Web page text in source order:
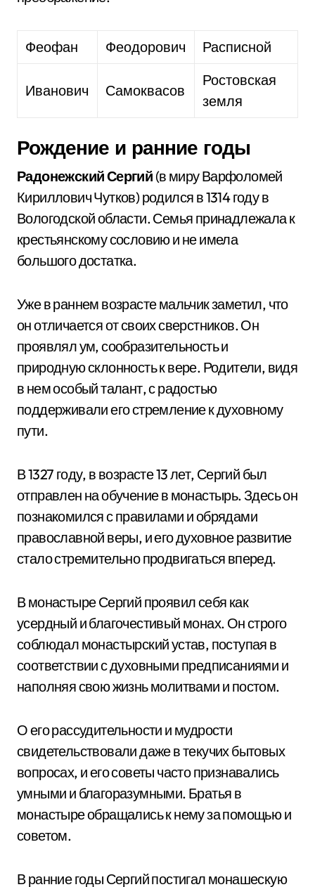
Феофан Феодорович Расписной
Иванович Самоквасов
Ростовская
земля
Рождение и ранние годы
Радонежский Сергий (в миру Варфоломей
Кириллович Чутков) родился в 1314 году в
Вологодской области. Семья принадлежала к
крестьянскому сословию и не имела
большого достатка.
Уже в раннем возрасте мальчик заметил, что
он отличается от своих сверстников. Он
проявлял ум, сообразительность и
природную склонность к вере. Родители, видя
в нем особый талант, с радостью
поддерживали его стремление к духовному
пути.
В 1327 году, в возрасте 13 лет, Сергий был
отправлен на обучение в монастырь. Здесь он
познакомился с правилами и обрядами
православной веры, и его духовное развитие
стало стремительно продвигаться вперед.
В монастыре Сергий проявил себя как
усердный и благочестивый монах. Он строго
соблюдал монастырский устав, поступая в
соответствии с духовными предписаниями и
наполняя свою жизнь молитвами и постом.
О его рассудительности и мудрости
свидетельствовали даже в текучих бытовых
вопросах, и его советы часто признавались
умными и благоразумными. Братья в
монастыре обращались к нему за помощью и
советом.
В ранние годы Сергий постигал монашескую